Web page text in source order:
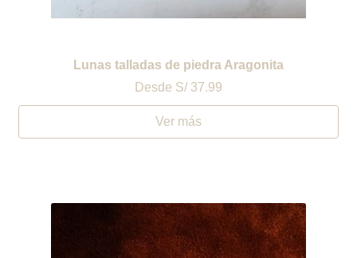
Lunas talladas de piedra Aragonita
Desde S/ 37.99
Ver más